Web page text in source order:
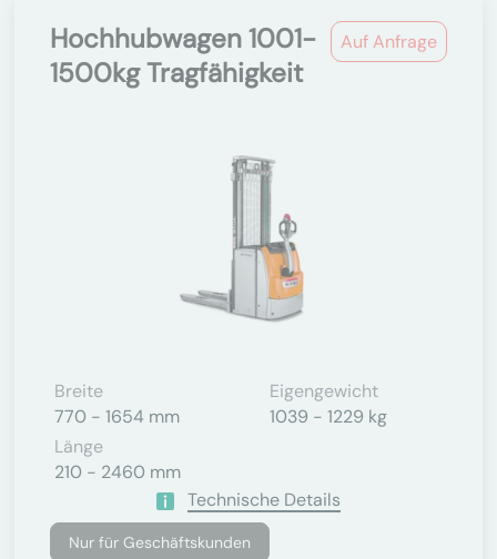
Auf Anfrage
Hochhubwagen 1001-
1500kg Tragfähigkeit
Breite
770 - 1654 mm
Eigengewicht
1039 - 1229 kg
Länge
210 - 2460 mm
Technische Details
Nur für Geschäftskunden